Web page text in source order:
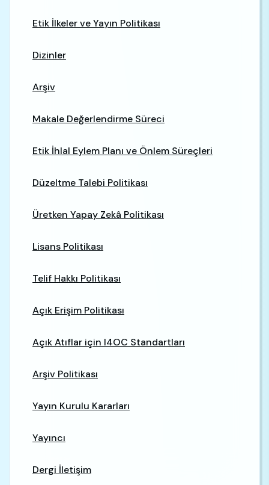
Etik İlkeler ve Yayın Politikası
Dizinler
Arşiv
Makale Değerlendirme Süreci
Etik İhlal Eylem Planı ve Önlem Süreçleri
Düzeltme Talebi Politikası
Üretken Yapay Zekâ Politikası
Lisans Politikası
Telif Hakkı Politikası
Açık Erişim Politikası
Açık Atıflar için I4OC Standartları
Arşiv Politikası
Yayın Kurulu Kararları
Yayıncı
Dergi İletişim